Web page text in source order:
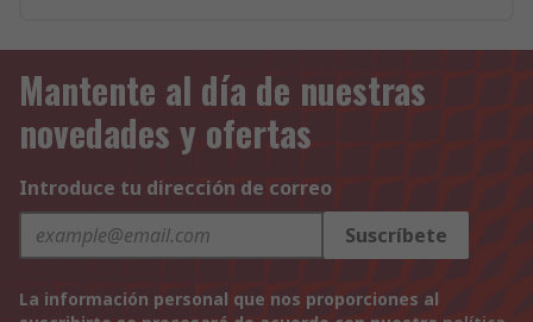
Mantente al día de nuestras
novedades y ofertas
Introduce tu dirección de correo
Suscríbete
La información personal que nos proporciones al